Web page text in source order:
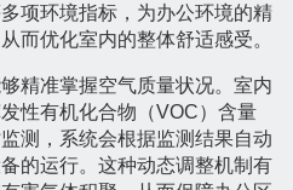
项环境指标，为办公环境的精
而优化室内的整体舒适感受。
精准掌握空气质量状况。室内
性有机化合物（VOC）含量
测，系统会根据监测结果自动
的运行。这种动态调整机制有